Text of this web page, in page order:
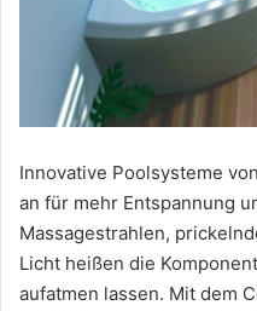
Innovative Poolsysteme
an für mehr Entspannung
Massagestrahlen,
Licht heißen die
aufatmen lassen. Mit dem